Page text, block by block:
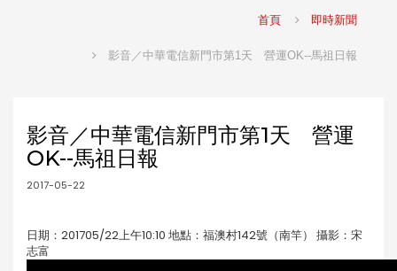
首頁 即時新聞
影音／中華電信新門市第1天 營運OK--馬祖日報
影音／中華電信新門市第1天 營運
OK--馬祖日報
2017-05-22
日期：201705/22上午10:10 地點：福澳村142號（南竿） 攝影：宋
志富